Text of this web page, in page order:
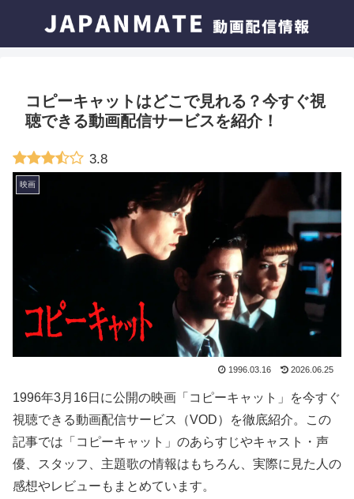
コピーキャットはどこで見れる？今すぐ視
聴できる動画配信サービスを紹介！
3.8
映画
1996.03.16 2026.06.25
1996年3月16日に公開の映画「コピーキャット」を今すぐ
視聴できる動画配信サービス（VOD）を徹底紹介。この
記事では「コピーキャット」のあらすじやキャスト・声
優、スタッフ、主題歌の情報はもちろん、実際に見た人の
感想やレビューもまとめています。